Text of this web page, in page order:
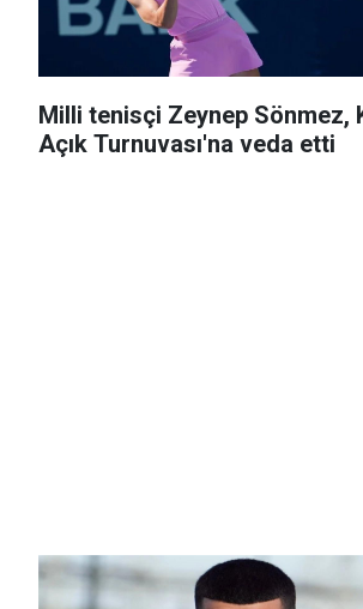
Milli tenisçi Zeynep Sönmez,
Açık Turnuvası'na veda etti